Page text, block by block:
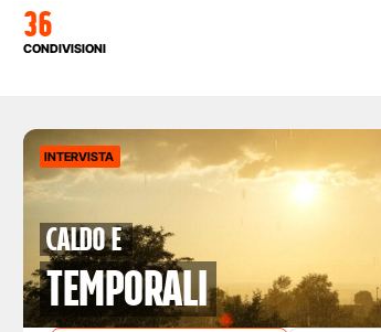
36
CONDIVISIONI
INTERVISTA
caldo e
temporali